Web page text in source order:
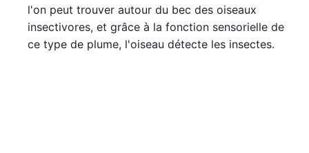
l'on peut trouver autour du bec des oiseaux
insectivores, et grâce à la fonction sensorielle de
ce type de plume, l'oiseau détecte les insectes.